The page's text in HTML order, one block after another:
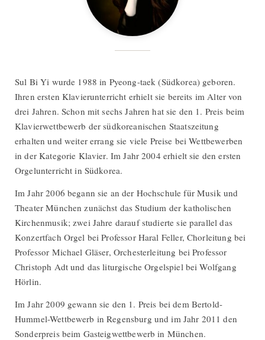
Sul Bi Yi wurde 1988 in Pyeong-taek (Südkorea) geboren.
Ihren ersten Klavierunterricht erhielt sie bereits im Alter von
drei Jahren. Schon mit sechs Jahren hat sie den 1. Preis beim
Klavierwettbewerb der südkoreanischen Staatszeitung
erhalten und weiter errang sie viele Preise bei Wettbewerben
in der Kategorie Klavier. Im Jahr 2004 erhielt sie den ersten
Orgelunterricht in Südkorea.
Im Jahr 2006 begann sie an der Hochschule für Musik und
Theater München zunächst das Studium der katholischen
Kirchenmusik; zwei Jahre darauf studierte sie parallel das
Konzertfach Orgel bei Professor Haral Feller, Chorleitung bei
Professor Michael Gläser, Orchesterleitung bei Professor
Christoph Adt und das liturgische Orgelspiel bei Wolfgang
Hörlin.
Im Jahr 2009 gewann sie den 1. Preis bei dem Bertold-
Hummel-Wettbewerb in Regensburg und im Jahr 2011 den
Sonderpreis beim Gasteigwettbewerb in München.